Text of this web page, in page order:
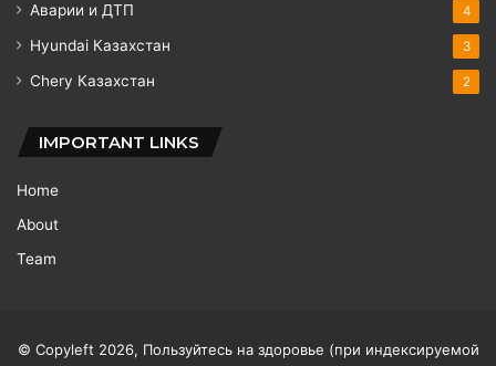
Аварии и ДТП 4
Hyundai Казахстан 3
Chery Казахстан 2
IMPORTANT LINKS
Home
About
Team
© Copyleft 2026, Пользуйтесь на здоровье (при индексируемой